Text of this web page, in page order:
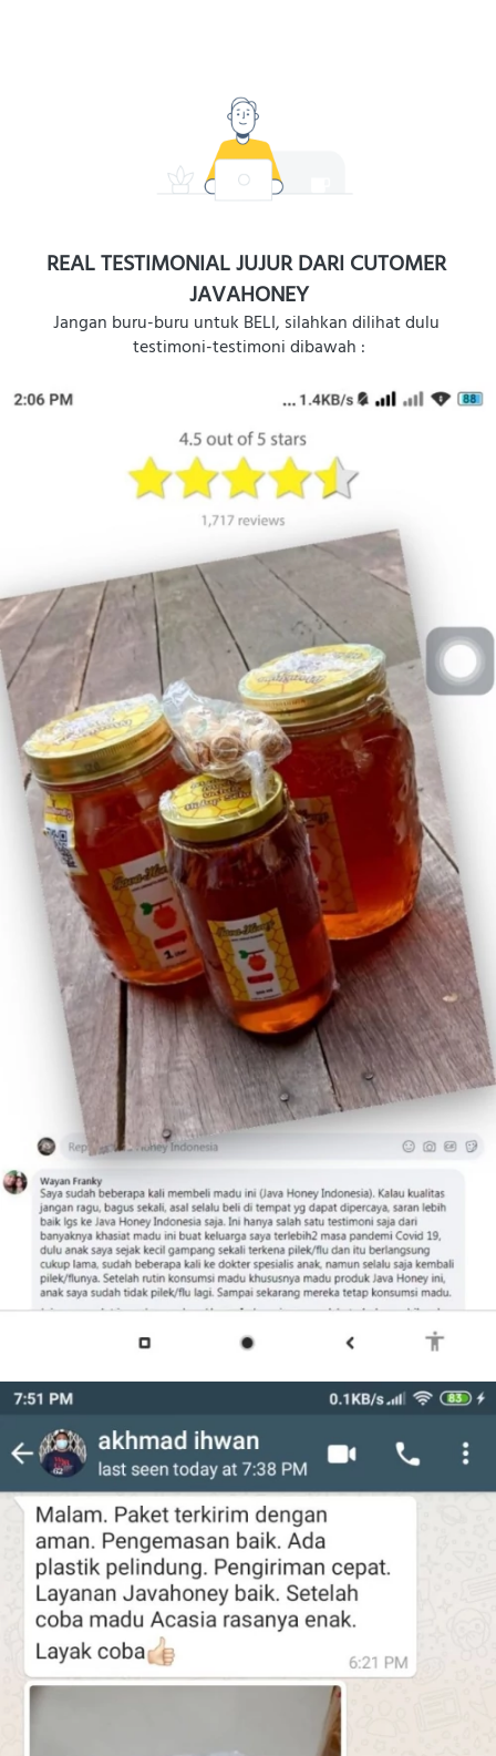
REAL TESTIMONIAL JUJUR DARI CUTOMER
JAVAHONEY
Jangan buru-buru untuk BELI, silahkan dilihat dulu
testimoni-testimoni dibawah :